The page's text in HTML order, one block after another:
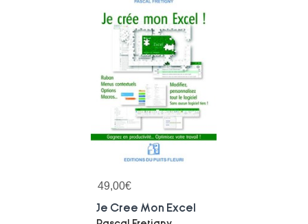
49,00€
Je Cree Mon Excel